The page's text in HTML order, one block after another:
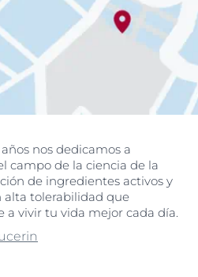
nos dedicamos a
campo de la ciencia de la
de ingredientes activos y
alta tolerabilidad que
a vivir tu vida mejor cada día.